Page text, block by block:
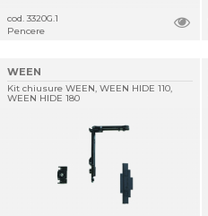
cod. 3320G.1
Pencere
WEEN
Kit chiusure WEEN, WEEN HIDE 110,
WEEN HIDE 180